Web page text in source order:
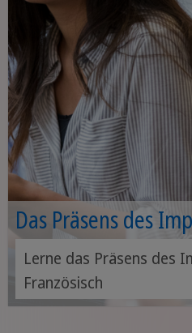
Das Präsens des
Lerne das Präsens des
Französisch